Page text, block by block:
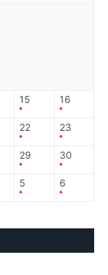
15 16
22 23
29 30
5 6